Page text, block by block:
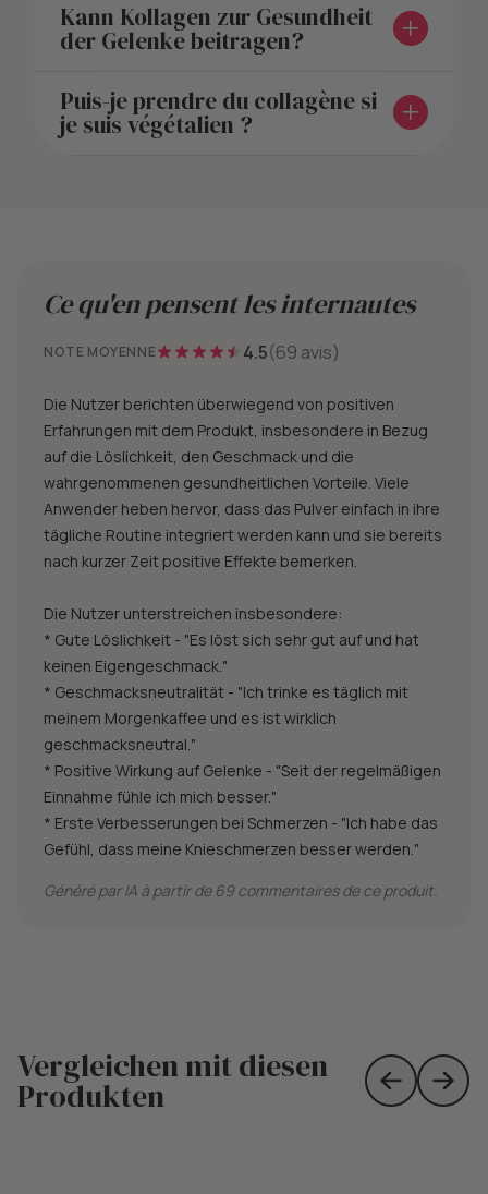
Kann Kollagen zur Gesundheit
der Gelenke beitragen?
Puis-je prendre du collagène si
je suis végétalien ?
Ce qu'en pensent les internautes
NOTE MOYENNE 4.5(69 avis)
Die Nutzer berichten überwiegend von positiven
Erfahrungen mit dem Produkt, insbesondere in Bezug
auf die Löslichkeit, den Geschmack und die
wahrgenommenen gesundheitlichen Vorteile. Viele
Anwender heben hervor, dass das Pulver einfach in ihre
tägliche Routine integriert werden kann und sie bereits
nach kurzer Zeit positive Effekte bemerken.
Die Nutzer unterstreichen insbesondere:
* Gute Löslichkeit - "Es löst sich sehr gut auf und hat
keinen Eigengeschmack."
* Geschmacksneutralität - "Ich trinke es täglich mit
meinem Morgenkaffee und es ist wirklich
geschmacksneutral."
* Positive Wirkung auf Gelenke - "Seit der regelmäßigen
Einnahme fühle ich mich besser."
* Erste Verbesserungen bei Schmerzen - "Ich habe das
Gefühl, dass meine Knieschmerzen besser werden."
Généré par IA à partir de 69 commentaires de ce produit.
Vergleichen mit diesen
Produkten Skip toSkip